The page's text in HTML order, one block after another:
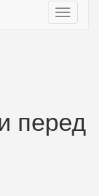
Toggle
перед